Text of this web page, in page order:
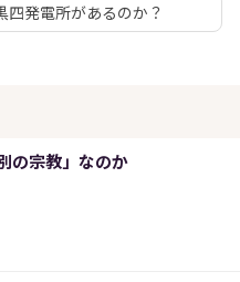
発電所があるのか？
の宗教」なのか